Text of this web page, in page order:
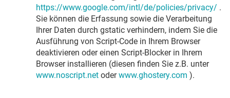
https://www.google.com/intl/de/policies/privacy/ .
Sie können die Erfassung sowie die Verarbeitung
Ihrer Daten durch gstatic verhindern, indem Sie die
Ausführung von Script-Code in Ihrem Browser
deaktivieren oder einen Script-Blocker in Ihrem
Browser installieren (diesen finden Sie z.B. unter
www.noscript.net oderwww.ghostery.com ).